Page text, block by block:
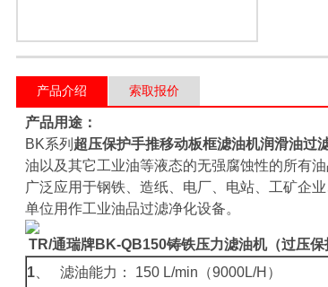
产品介绍 索取报价
产品用途：
BK系列 超压保护手推移动板框滤油机润滑油过
油以及其它工业油等液态的无强腐蚀性的所有油
广泛应用于钢铁、造纸、电厂、电站、工矿企
单位用作工业油品过滤净化设备。
TR/通瑞牌BK-QB150铸铁压力滤油机（过压
1 、 滤油能力： 150 L/min（9000L/H）